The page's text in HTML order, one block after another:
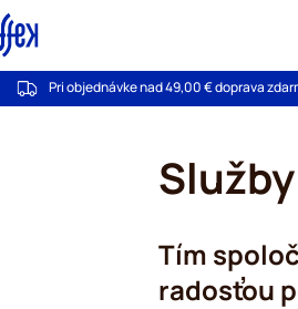
Pri objednávke nad 49,00 € doprava
Tím
radosťou